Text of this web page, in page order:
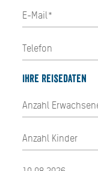
Ihre Reisedaten